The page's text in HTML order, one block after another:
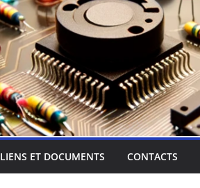
LIENS ET DOCUMENTS CONTACTS